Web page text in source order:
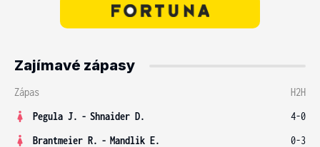
Zajímavé zápasy
Zápas
H2H
Pegula J. - Shnaider D.
4-0
Brantmeier R. - Mandlik E.
0-3